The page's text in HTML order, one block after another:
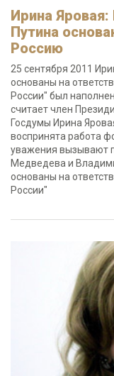
Ирина
Путина
Россию
25 сентября 2011
основаны на
России" был
считает член
Госдумы Ирина
воспринята работа
уважения вызывают
Медведева и
основаны на
России"